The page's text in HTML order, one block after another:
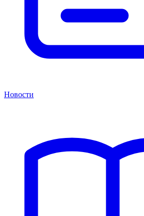
Новости